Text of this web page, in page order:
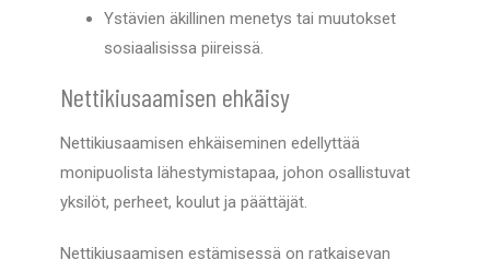
Ystävien äkillinen menetys tai muutokset
sosiaalisissa piireissä.
Nettikiusaamisen ehkäisy
Nettikiusaamisen ehkäiseminen edellyttää
monipuolista lähestymistapaa, johon osallistuvat
yksilöt, perheet, koulut ja päättäjät.
Nettikiusaamisen estämisessä on ratkaisevan